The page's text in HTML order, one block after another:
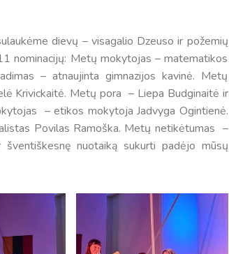
dievų – visagalio Dzeuso ir požemių
nominacijų: Metų mokytojas – matematikos
– atnaujinta gimnazijos kavinė. Metų
Krivickaitė. Metų pora – Liepa Budginaitė ir
– etikos mokytoja Jadvyga Ogintienė.
Povilas Ramoška. Metų netikėtumas –
nuotaiką sukurti padėjo mūsų